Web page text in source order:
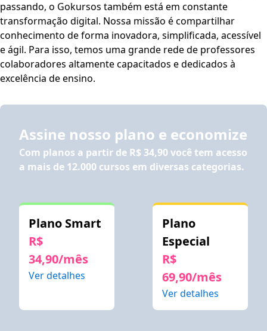
estudos. Este curso dispõe dos seguintes recursos de
acessibilidade: cores em alto-contraste, aumento de fonte
e tradução automática mediante a Língua Brasileira de
Sinais (Libras). Para ativar esses recursos, acesse "minha
conta" do lado direito da tela na parte superior e habilite
de acordo com sua necessidade.
passando, o Gokursos também está em constante
transformação digital. Nossa missão é compartilhar
conhecimento de forma inovadora, simplificada, acessível
e ágil. Para isso, temos uma grande rede de professores
colaboradores altamente capacitados e dedicados à
excelência de ensino.
Assine nosso plano e economize
Com planos a partir de R$ 34,90você tem acesso
a mais de 12.000 cursos em diversas categorias.
Plano Smart
R$
34,90/mês
Ver detalhes
Plano
Especial
R$
69,90/mês
Ver detalhes